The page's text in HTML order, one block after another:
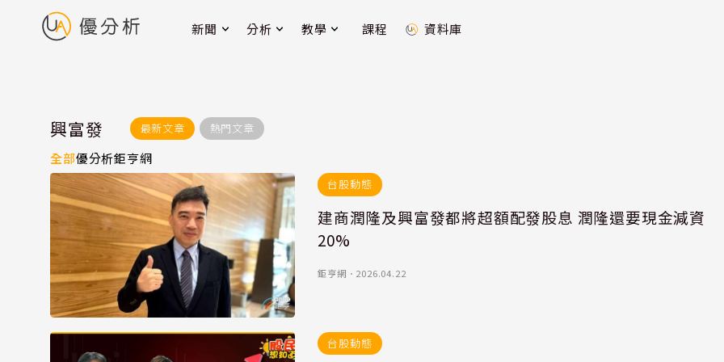
新聞 分析 教學 課程 資料庫
興富發 最新文章 熱門文章
全部優分析鉅亨網
台股動態
建商潤隆及興富發都將超額配發股息 潤隆還要現金減資
20%
鉅亨網 ． 2026.04.22
台股動態